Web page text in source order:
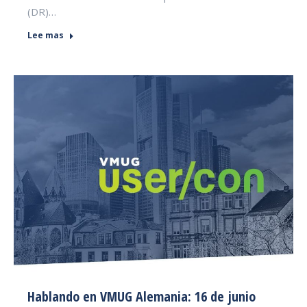
(DR)…
Lee mas
Hablando en VMUG Alemania: 16 de junio